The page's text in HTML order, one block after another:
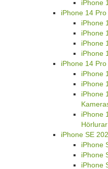
iPhone
iPhone 14 Pro
iPhone
iPhone
iPhone
iPhone
iPhone 14
iPhone
iPhone
iPhone
iPhone
Hörlurar
iPhone SE
iPhone
iPhone
iPhone